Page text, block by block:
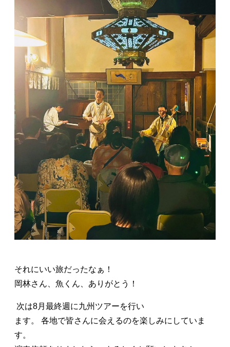
それにいい旅だったなぁ！
岡林さん、魚くん、ありがとう！
ㅤㅤㅤ 次は8月最終週に九州ツアーを行い
ます。 各地で皆さんに会えるのを楽しみにしていま
す。